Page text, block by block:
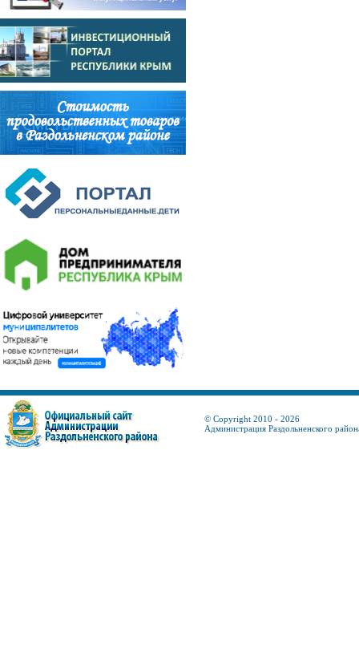
© Copyright 2010 - 2026
Администрация Раздольненского